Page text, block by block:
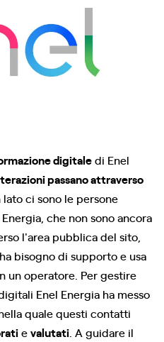
digitaledi Enel
passano attraverso
lato ci sono le persone
che non sono ancora
l'area pubblica del sito,
bisogno di supporto e usa
un operatore. Per gestire
Enel Energia ha messo
nella quale questi contatti
evalutati . A guidare il